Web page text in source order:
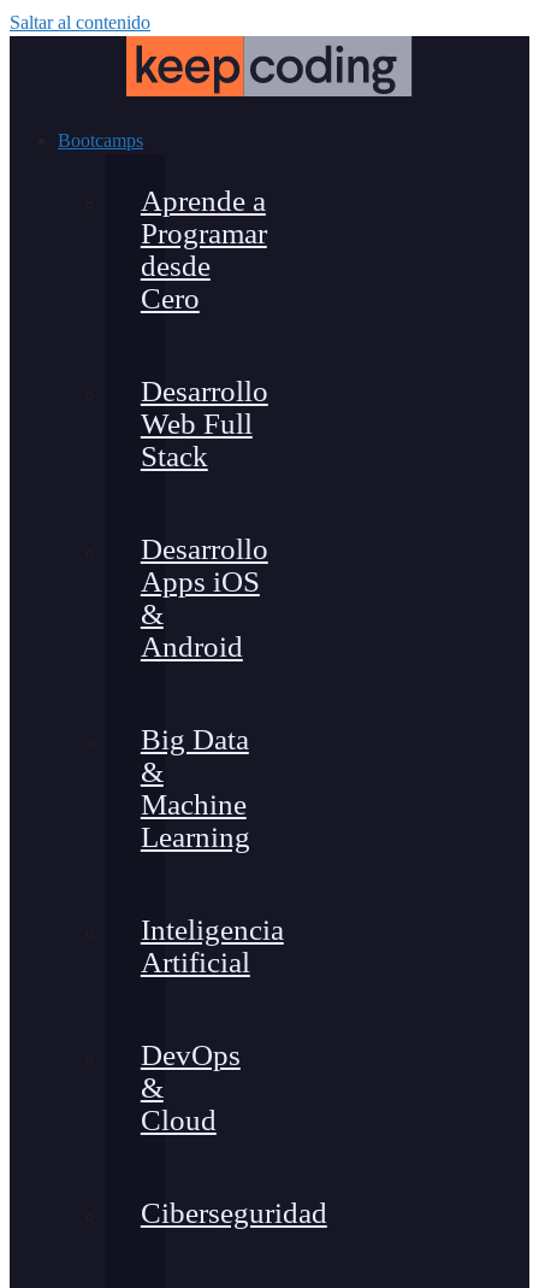
Saltar al contenido
Bootcamps
Aprende a
Programar
desde
Cero
Desarrollo
Web Full
Stack
Desarrollo
Apps iOS
&
Android
Big Data
&
Machine
Learning
Inteligencia
Artificial
DevOps
&
Cloud
Ciberseguridad